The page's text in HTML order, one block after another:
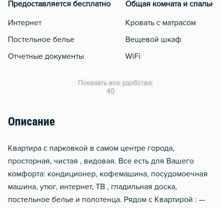
Предоставляется бесплатно
Интернет
Постельное белье
Отчетные документы
Общая комната и спальня
Кровать с матрасом
Вещевой шкаф
WiFi
Москитная сеть
Водонагреватель
Показать все удобства:
40
Описание
Квартиpa с парковкой в самом центре города,
просторная, чистая , видовая. Все есть для Вашего
комфорта: кондиционер, кофемашина, посудомоечная
машина, утюг, интернет, ТВ , гладильная доска,
постельное белье и полотенца. Рядом с Квартирой : —